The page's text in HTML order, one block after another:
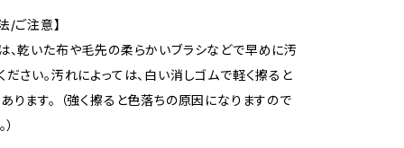
/ご注意】
、乾いた布や毛先の柔らかいブラシなどで早めに汚
ださい。汚れによっては、白い消しゴムで軽く擦ると
ります。 （強く擦ると色落ちの原因になりますので